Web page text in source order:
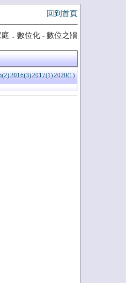
回到首頁
．數位化 - 數位之牆
2016(3)2017(1)2020(1)